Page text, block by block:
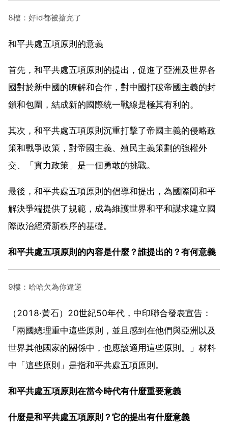
8樓：好id都被搶完了
和平共處五項原則的意義
首先，和平共處五項原則的提出，促進了亞洲及世界各
國對於新中國的瞭解和合作，對中國打破帝國主義的封
鎖和包圍，結成新的國際統一戰線是極其有利的。
其次，和平共處五項原則沉重打擊了帝國主義的侵略政
策和戰爭政策，對帝國主義、殖民主義策劃的強權外
交、「實力政策」是一個勇敢的挑戰。
最後，和平共處五項原則的倡導和提出，為國際間和平
解決爭端提供了規範，成為維護世界和平和謀求建立國
際政治經濟新秩序的基礎。
和平共處五項原則的內容是什麼？誰提出的？有何意義
9樓：哈哈欠為你違逆
（2018·黃石）20世紀50年代，中印聯合發表宣告：
「兩國總理重中這些原則，並且感到在他們與亞洲以及
世界其他國家的關係中，也應該適用這些原則。」材料
中「這些原則」是指和平共處五項原則。
和平共處五項原則在當今時代有什麼重要意義
什麼是和平共處五項原則？它的提出有什麼意義